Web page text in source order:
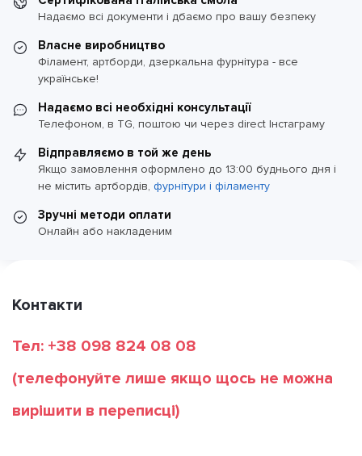
Надаємо всі документи і дбаємо про вашу безпеку
Власне виробництво
Філамент, артборди, дзеркальна фурнітура - все
українське!
Надаємо всі необхідні консультації
Телефоном, в TG, поштою чи через direct Інстаграму
Відправляємо в той же день
Якщо замовлення оформлено до 13:00 буднього дня і
не містить артбордів, фурнітури і філаменту
Зручні методи оплати
Онлайн або накладеним
Контакти
Тел: +38 098 824 08 08
(телефонуйте лише якщо щось не можна
вирішити в переписці)